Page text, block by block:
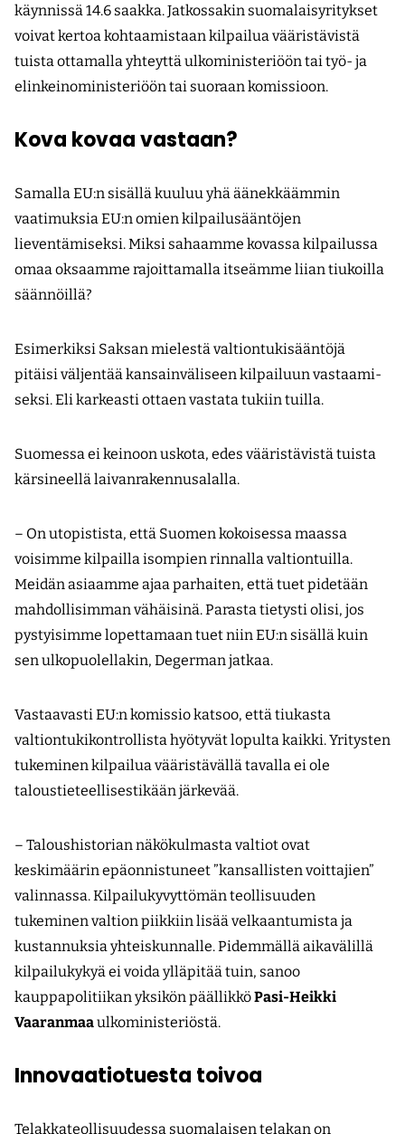
käynnissä 14.6 saakka. Jatkossakin suomalaisyritykset
voivat kertoa kohtaamistaan kilpailua vääristävistä
tuista ottamalla yhteyttä ulkoministeriöön tai työ- ja
elinkeinoministeriöön tai suoraan komissioon.
Kova kovaa vastaan?
Samalla EU:n sisällä kuuluu yhä äänekkäämmin
vaatimuksia EU:n omien kilpailusääntöjen
lieventämiseksi. Miksi sahaamme kovassa kilpailussa
omaa oksaamme rajoittamalla itseämme liian tiukoilla
säännöillä?
Esimerkiksi Saksan mielestä valtiontukisääntöjä
pitäisi väljentää kansainväliseen kilpailuun vastaami­
seksi. Eli karkeasti ottaen vastata tukiin tuilla.
Suomessa ei keinoon uskota, edes vääristävistä tuista
kärsineellä laivanrakennusalalla.
– On utopistista, että Suomen kokoisessa maassa
voisimme kilpailla isompien rinnalla valtiontuilla.
Meidän asiaamme ajaa parhaiten, että tuet pidetään
mahdollisimman vähäisinä. Parasta tietysti olisi, jos
pystyisimme lopettamaan tuet niin EU:n sisällä kuin
sen ulkopuolellakin, Degerman jatkaa.
Vastaavasti EU:n komissio katsoo, että tiukasta
valtiontukikontrollista hyötyvät lopulta kaikki. Yritysten
tukeminen kilpailua vääristävällä tavalla ei ole
taloustieteellisestikään järkevää.
– Taloushistorian näkökulmasta valtiot ovat
keskimäärin epäonnistuneet ”kansallisten voittajien”
valinnassa. Kilpailukyvyttömän teollisuuden
tukeminen valtion piikkiin lisää velkaantumista ja
kustannuksia yhteiskunnalle. Pidemmällä aikavälillä
kilpailukykyä ei voida ylläpitää tuin, sanoo
kauppapolitiikan yksikön päällikköPasi-Heikki
Vaaranmaaulkoministeriöstä.
Innovaatiotuesta toivoa
Telakkateollisuudessa suomalaisen telakan on